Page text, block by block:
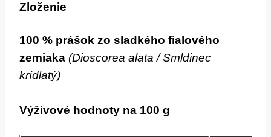
Zloženie
100 % prášok zo sladkého fialového
zemiaka (Dioscorea alata / Smldinec
krídlatý)
Výživové hodnoty na 100 g